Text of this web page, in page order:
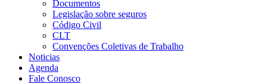
Documentos
Legislação sobre seguros
Código Civil
CLT
Convenções Coletivas de Trabalho
Noticias
Agenda
Fale Conosco